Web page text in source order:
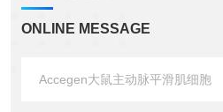
ONLINE MESSAGE